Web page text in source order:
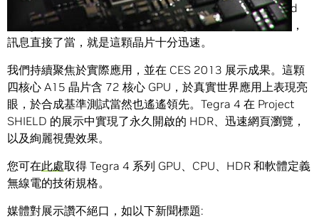
本公司在星期日，也就是「行動通訊大展」(Mobile World
Congress) 的前一天進一步公開 Tegra 4 系列的效能資訊，
訊息直接了當，就是這顆晶片十分迅速。
我們持續聚焦於實際應用，並在 CES 2013 展示成果。這顆
四核心 A15 晶片含 72 核心 GPU，於真實世界應用上表現亮
眼，於合成基準測試當然也遙遙領先。Tegra 4 在 Project
SHIELD 的展示中實現了永久開啟的 HDR、迅速網頁瀏覽，
以及絢麗視覺效果。
您可在此處取得 Tegra 4 系列 GPU、CPU、HDR 和軟體定義
無線電的技術規格。
媒體對展示讚不絕口，如以下新聞標題: